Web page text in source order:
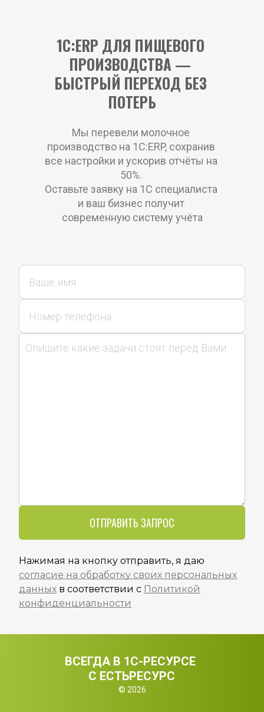
1С:ERP ДЛЯ ПИЩЕВОГО
ПРОИЗВОДСТВА —
БЫСТРЫЙ ПЕРЕХОД БЕЗ
ПОТЕРЬ
Мы перевели молочное
производство на 1С:ERP, сохранив
все настройки и ускорив отчёты на
50%.
Оставьте заявку на 1С специалиста
и ваш бизнес получит
современную систему учёта
ОТПРАВИТЬ ЗАПРОС
Нажимая на кнопку отправить, я даю
согласие на обработку своих персональных
данных в соответствии с Политикой
конфиденциальности
© 2026
ВСЕГДА В 1С-РЕСУРСЕ
С ЕСТЬРЕСУРС